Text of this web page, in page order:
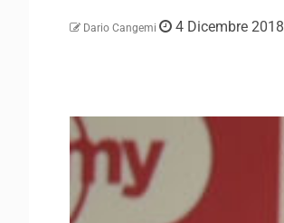
Dario Cangemi 4 Dicembre 2018